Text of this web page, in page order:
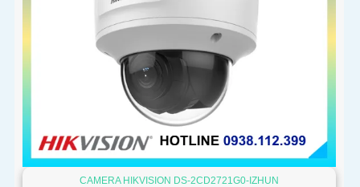
CAMERA HIKVISION DS-2CD2721G0-IZHUN